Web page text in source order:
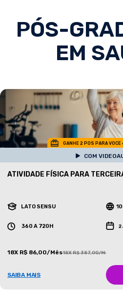
PÓS-
EM
GANHE 2 POS PARA VOCE
COM
ATIVIDADE FÍSICA PARA
LATO SENSU
360 A 720H 2
18X R$ 86,00/Mês18X R$ 387,00/Mês
SAIBA MAIS